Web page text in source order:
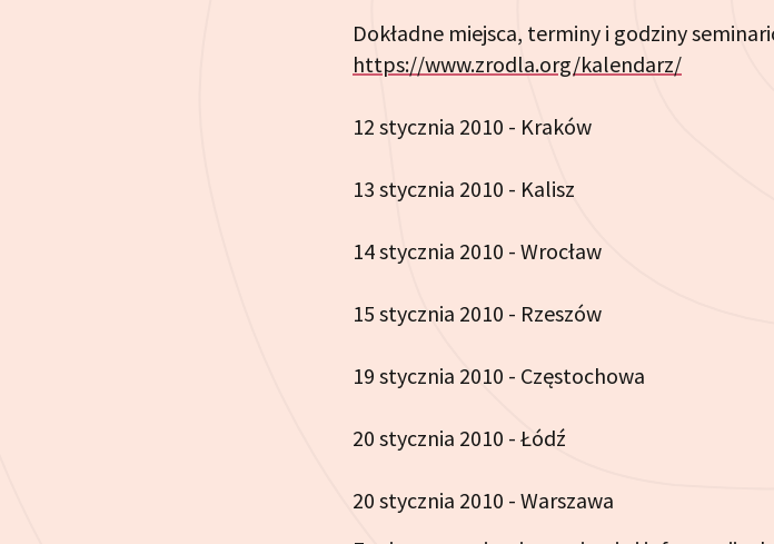
Dokładne miejsca, terminy i godziny
https://www.zrodla.org/kalendarz/
12 stycznia 2010 - Kraków
13 stycznia 2010 - Kalisz
14 stycznia 2010 - Wrocław
15 stycznia 2010 - Rzeszów
19 stycznia 2010 - Częstochowa
20 stycznia 2010 - Łódź
20 stycznia 2010 - Warszawa